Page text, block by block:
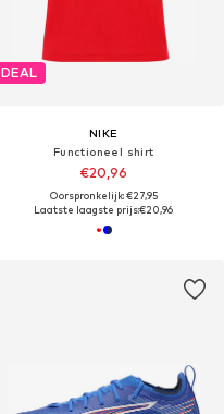
DEAL
NIKE
Functioneel shirt
€20,96
Oorspronkelijk: €27,95
Laatste laagste prijs:€20,96